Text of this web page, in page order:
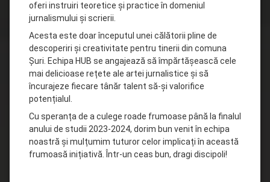
oferi instruiri teoretice și practice în domeniul
jurnalismului și scrierii.
Acesta este doar începutul unei călătorii pline de
descoperiri și creativitate pentru tinerii din comuna
Șuri. Echipa HUB se angajează să împărtășească cele
mai delicioase rețete ale artei jurnalistice și să
încurajeze fiecare tânăr talent să-și valorifice
potențialul.
Cu speranța de a culege roade frumoase până la finalul
anului de studii 2023-2024, dorim bun venit în echipa
noastră și mulțumim tuturor celor implicați în această
frumoasă inițiativă. Într-un ceas bun, dragi discipoli!